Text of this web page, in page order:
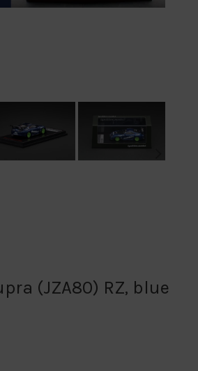
(JZA80) RZ, blue